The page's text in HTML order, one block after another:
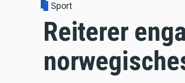
Sport
Reiterer